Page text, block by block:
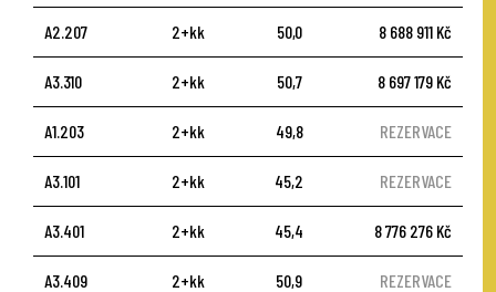
A2.207 2+kk 50,0 8 688 911 Kč
A3.310 2+kk 50,7 8 697 179 Kč
A1.203 2+kk 49,8 REZERVACE
A3.101 2+kk 45,2 REZERVACE
A3.401 2+kk 45,4 8 776 276 Kč
A3.409 2+kk 50,9 REZERVACE